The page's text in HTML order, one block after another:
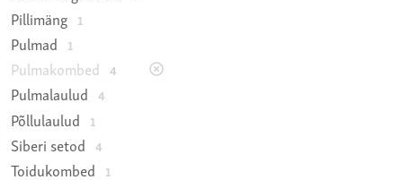
Pillimäng 1
Pulmad 1
Pulmakombed 4
Pulmalaulud 4
Põllulaulud 1
Siberi setod 4
Toidukombed 1